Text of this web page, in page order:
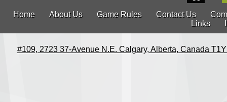
Home About Us Game Rules Contact Us
Links
#109, 2723 37-Avenue N.E. Calgary, Alberta, Canada